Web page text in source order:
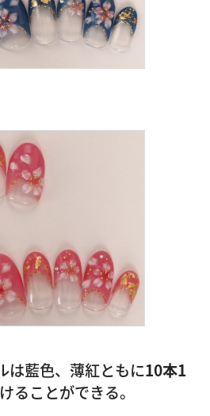
は藍色、薄紅ともに10本1
ることができる。